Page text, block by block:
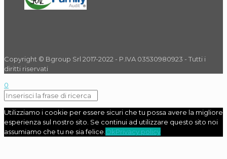
Copyright © Bgroup Srl 2017-2022 - P.IVA 03530980923 - Tutti i
diritti riservati
0
Utilizziamo i cookie per essere sicuri che tu possa avere la migliore
esperienza sul nostro sito. Se continui ad utilizzare questo sito noi
assumiamo che tu ne sia felice. OkPrivacy policy